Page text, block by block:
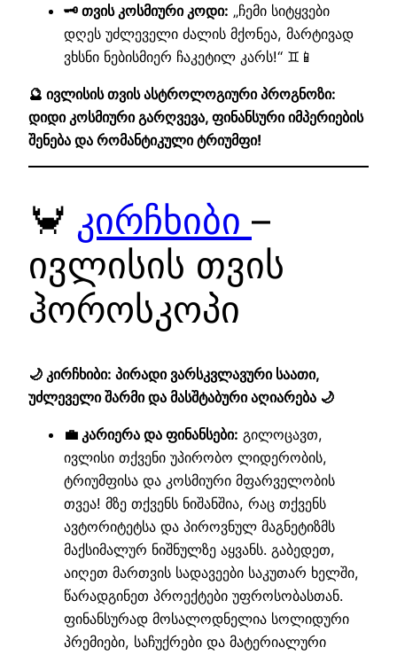
🗝️ თვის კოსმიური კოდი: „ჩემი სიტყვები
დღეს უძლეველი ძალის მქონეა, მარტივად
ვხსნი ნებისმიერ ჩაკეტილ კარს!“ ♊📱
🔮 ივლისის თვის ასტროლოგიური პროგნოზი:
დიდი კოსმიური გარღვევა, ფინანსური იმპერიების
შენება და რომანტიკული ტრიუმფი!
🦀 კირჩხიბი –
ივლისის თვის
ჰოროსკოპი
🌙 კირჩხიბი: პირადი ვარსკვლავური საათი,
უძლეველი შარმი და მასშტაბური აღიარება 🌙
💼 კარიერა და ფინანსები: გილოცავთ,
ივლისი თქვენი უპირობო ლიდერობის,
ტრიუმფისა და კოსმიური მფარველობის
თვეა! მზე თქვენს ნიშანშია, რაც თქვენს
ავტორიტეტსა და პიროვნულ მაგნეტიზმს
მაქსიმალურ ნიშნულზე აყვანს. გაბედეთ,
აიღეთ მართვის სადავეები საკუთარ ხელში,
წარადგინეთ პროექტები უფროსობასთან.
ფინანსურად მოსალოდნელია სოლიდური
პრემიები, საჩუქრები და მატერიალური